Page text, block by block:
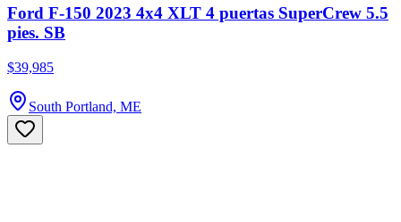
Ford F-150 2023 4x4 XLT 4 puertas SuperCrew 5.5
pies. SB
$39,985
South Portland, ME